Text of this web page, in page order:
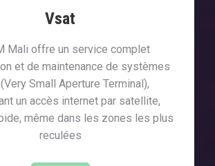
Vsat
Mali offre un service complet
et de maintenance de systèmes
Small Aperture Terminal),
un accès internet par satellite,
même dans les zones les plus
reculées